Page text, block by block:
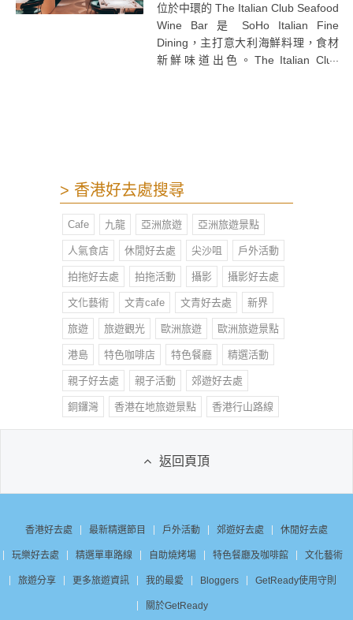
位於中環的 The Italian Club Seafood
Wine Bar 是 SoHo Italian Fine
Dining，主打意大利海鮮料理，食材
新鮮味道出色。The Italian Club
> 香港好去處搜尋
Cafe 九龍 亞洲旅遊 亞洲旅遊景點
人氣食店 休閒好去處 尖沙咀 戶外活動
拍拖好去處 拍拖活動 攝影 攝影好去處
文化藝術 文青cafe 文青好去處 新界
旅遊 旅遊觀光 歐洲旅遊 歐洲旅遊景點
港島 特色咖啡店 特色餐廳 精選活動
親子好去處 親子活動 郊遊好去處
銅鑼灣 香港在地旅遊景點 香港行山路線
返回頁頂
香港好去處 最新精選節目 戶外活動 郊遊好去處 休閒好去處
玩樂好去處 精選單車路線 自助燒烤場 特色餐廳及咖啡館 文化藝術
旅遊分享 更多旅遊資訊 我的最愛 Bloggers GetReady使用守則
關於GetReady